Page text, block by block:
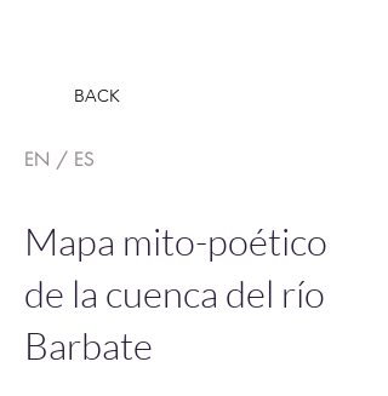
BACK
EN / ES
Mapa mito-poético
de la cuenca del río
Barbate